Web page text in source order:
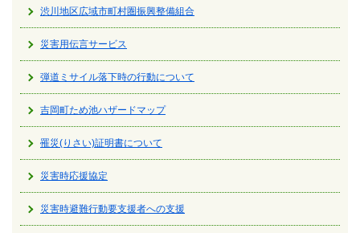
渋川地区広域市町村圏振興整備組合
災害用伝言サービス
弾道ミサイル落下時の行動について
吉岡町ため池ハザードマップ
罹災(りさい)証明書について
災害時応援協定
災害時避難行動要支援者への支援